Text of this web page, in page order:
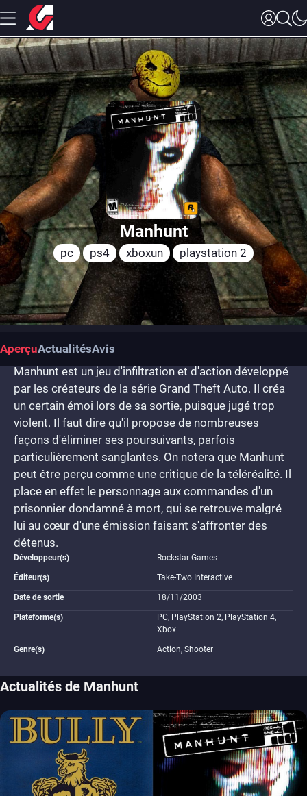
Manhunt
pc ps4 xboxun playstation 2
AperçuActualitésAvis
Manhunt est un jeu d'infiltration et d'action développé
par les créateurs de la série Grand Theft Auto. Il créa
un certain émoi lors de sa sortie, puisque jugé trop
violent. Il faut dire qu'il propose de nombreuses
façons d'éliminer ses poursuivants, parfois
particulièrement sanglantes. On notera que Manhunt
peut être perçu comme une critique de la téléréalité. Il
place en effet le personnage aux commandes d'un
prisonnier dondamné à mort, qui se retrouve malgré
lui au cœur d'une émission faisant s'affronter des
détenus.
Développeur(s) Rockstar Games
Éditeur(s) Take-Two Interactive
Date de sortie 18/11/2003
Plateforme(s)
PC, PlayStation 2, PlayStation 4,
Xbox
Genre(s) Action, Shooter
Actualités de Manhunt